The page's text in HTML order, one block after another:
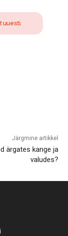
uuesti.
Järgmine artikkel
ärgates kange ja
valudes?